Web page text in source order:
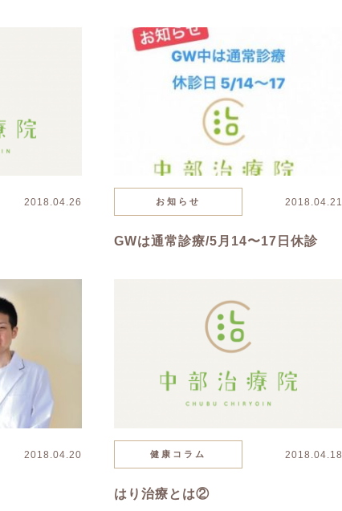
2018.04.26 お知らせ 2018.04.21
GWは通常診療/5月14〜17日休診
2018.04.20 健康コラム 2018.04.18
はり治療とは②